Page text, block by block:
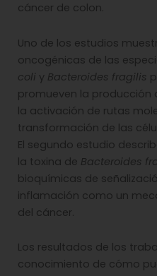
cáncer de colon.
Uno de los estudios
oncogénicas de las
coli y Bacteroides fragilis
promueven la producción
la activación de rutas
transformación de las
El segundo estudio
la toxina de Bacteroides
bioquímicas de
inflamación como un
del cáncer.
Los resultados de los
conocimiento de cómo